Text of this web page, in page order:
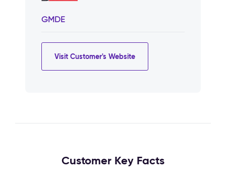
GMDE
Visit Customer's Website
Customer Key Facts